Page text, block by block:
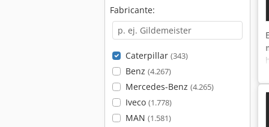
Fabricante:
Caterpillar (343)
Benz (4.267)
Mercedes-Benz (4.265)
Iveco (1.778)
MAN (1.581)